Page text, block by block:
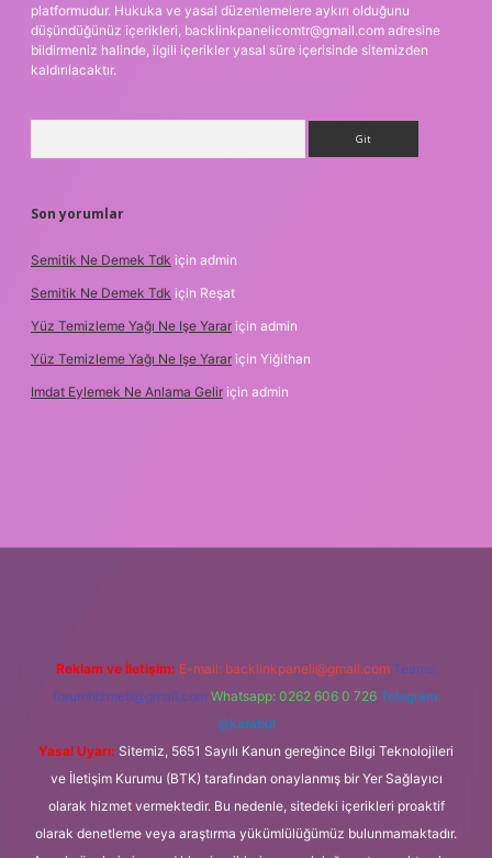
platformudur. Hukuka ve yasal düzenlemelere aykırı olduğunu
düşündüğünüz içerikleri, backlinkpanelicomtr@gmail.com adresine
bildirmeniz halinde, ilgili içerikler yasal süre içerisinde sitemizden
kaldırılacaktır.
Son yorumlar
Semitik Ne Demek Tdk için admin
Semitik Ne Demek Tdk için Reşat
Yüz Temizleme Yağı Ne Işe Yarar için admin
Yüz Temizleme Yağı Ne Işe Yarar için Yiğithan
Imdat Eylemek Ne Anlama Gelir için admin
Reklam ve İletişim: E-mail: backlinkpaneli@gmail.com Teams:
forumhizmeti@gmail.com Whatsapp: 0262 606 0 726 Telegram:
@karabul
Yasal Uyarı: Sitemiz, 5651 Sayılı Kanun gereğince Bilgi Teknolojileri
ve İletişim Kurumu (BTK) tarafından onaylanmış bir Yer Sağlayıcı
olarak hizmet vermektedir. Bu nedenle, sitedeki içerikleri proaktif
olarak denetleme veya araştırma yükümlülüğümüz bulunmamaktadır.